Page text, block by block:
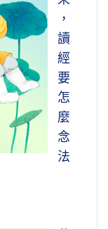
，
讀
經
要
怎
麼
念
法